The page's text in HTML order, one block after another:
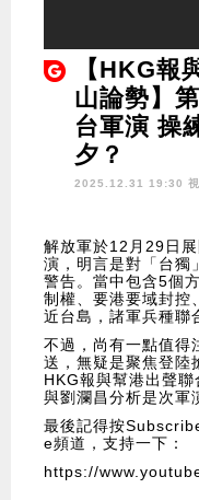
【HKG報
山論勢】
台軍演 操
夕？
2025.12.31 19:30
解放軍於12月29日
演，明言是對「台獨
警告。當中包含5個
制權、要港要域封控
近台島，諸軍兵種聯
不過，尚有一點值得
送，無疑是聚焦登陸
HKG報與幫港出聲
與劉瀾昌分析是次軍
最後記得按
e頻道，支持一下：
https://